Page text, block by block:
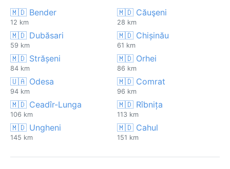
🇲🇩 Bender
12 km
🇲🇩 Căuşeni
28 km
🇲🇩 Dubăsari
59 km
🇲🇩 Chișinău
61 km
🇲🇩 Strășeni
84 km
🇲🇩 Orhei
86 km
🇺🇦 Odesa
94 km
🇲🇩 Comrat
96 km
🇲🇩 Ceadîr-Lunga
106 km
🇲🇩 Rîbnița
113 km
🇲🇩 Ungheni
145 km
🇲🇩 Cahul
151 km